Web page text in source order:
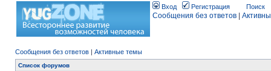
Вход Регистрация Поиск
Сообщения без ответов
Сообщения без ответов | Активные темы
Список форумов